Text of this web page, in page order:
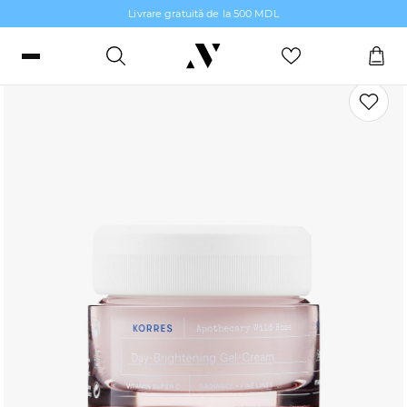
Livrare gratuită de la 500 MDL
Îngrijire piele
Îngrijirea Părului
Produse antiîmbătrânire pentru față